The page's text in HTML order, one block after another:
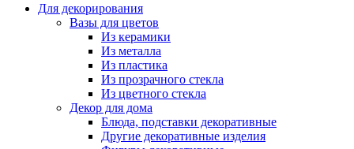
Для декорирования
Вазы для цветов
Из керамики
Из металла
Из пластика
Из прозрачного стекла
Из цветного стекла
Декор для дома
Блюда, подставки декоративные
Другие декоративные изделия